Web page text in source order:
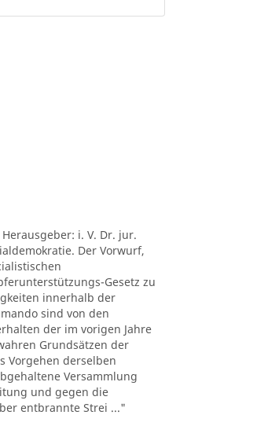
i. V. Dr. jur.
Der Vorwurf,
Gesetz zu
innerhalb der
sind von den
der im vorigen Jahre
Grundsätzen der
Vorgehen derselben
Versammlung
und gegen die
entbrannte Strei ..."